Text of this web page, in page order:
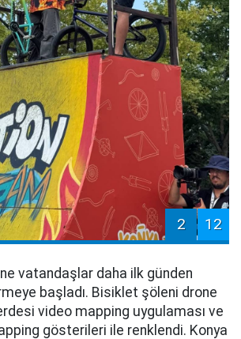
2 12
vatandaşlar daha ilk günden
başladı. Bisiklet şöleni drone
video mapping uygulaması ve
gösterileri ile renklendi. Konya